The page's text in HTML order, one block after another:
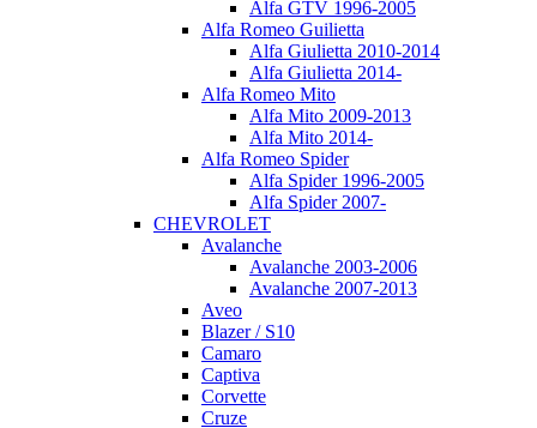
Alfa GTV 1996-2005
Alfa Romeo Guilietta
Alfa Giulietta 2010-2014
Alfa Giulietta 2014-
Alfa Romeo Mito
Alfa Mito 2009-2013
Alfa Mito 2014-
Alfa Romeo Spider
Alfa Spider 1996-2005
Alfa Spider 2007-
CHEVROLET
Avalanche
Avalanche 2003-2006
Avalanche 2007-2013
Aveo
Blazer / S10
Camaro
Captiva
Corvette
Cruze